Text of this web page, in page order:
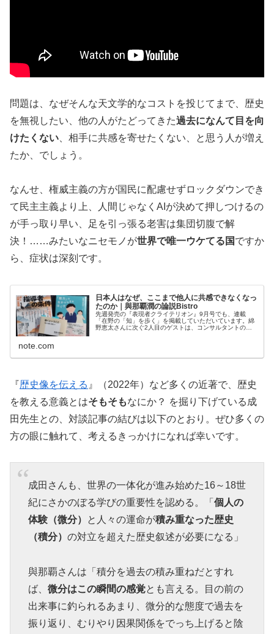
問題は、なぜそんな天文学的なコストを投じてまで、歴史
を無視したい、他の人がたどってきた過去になんて目を向
けたくない 、相手に共感を寄せたくない、と思う人が増え
たか、でしょう。
なんせ、権威主義の方が国民に配慮せずロックダウンでき
て民主主義より上、人間じゃなくAIが決めて押しつけるの
が手っ取り早い、足を引っ張る老害は集団切腹で解
決！……みたいなニセモノが世界で唯一ウケてる国ですか
ら、症状は深刻です。
日本人はなぜ、ここまで他人に共感できなくなっ
たのか｜與那覇潤の論説Bistro
先週発売の『表現者クライテリオン』9月号でも、連載
「在野の「知」を歩く」を掲載していただいています。綿
野恵太さんに次ぐ2人目のゲストは、コンサルタントの勅
note.com
『歴史像を伝える 』（2022年）など多くの近著で、歴史
を教える意義とはそもそもなにか？ を掘り下げている成
田先生との、対談記事の結びは以下のとおり。ぜひ多くの
方の眼に触れて、考えるきっかけになれば幸いです。
成田さんも、世界の一体化が進み始めた16～18世
紀にさかのぼる学びの重要性を認める。「 個人の
体験（微分）
と人々の運命が積み重なった歴史
（積分） の対立を超えた歴史叙述が必要になる」
與那覇さんは「積分を過去の積み重ねだとすれ
ば、 微分はこの瞬間の感覚とも言える。目の前の
出来事に釣られるあまり、微分的な態度で過去を
振り返り、むりやり因果関係をでっち上げると陰